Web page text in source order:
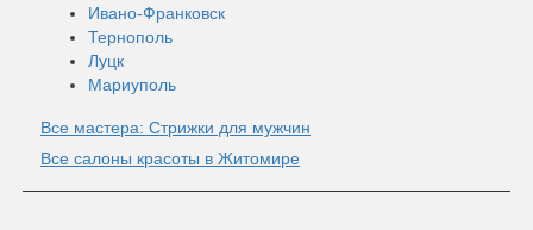
Ивано-Франковск
Тернополь
Луцк
Мариуполь
Все мастера: Стрижки для мужчин
Все салоны красоты в Житомире